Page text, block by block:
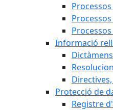
Informació
Protecció de
Registre